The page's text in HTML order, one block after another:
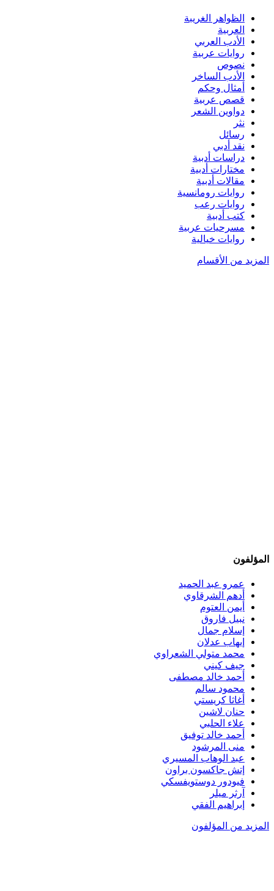
الظواهر الغريبة‏
العربية
الأدب العربي
روايات عربية
نصوص
الأدب الساخر
أمثال وحكم
قصص عربية
دواوين الشعر
نثر
رسائل
نقد أدبي
دراسات أدبية
مختارات أدبية
مقالات أدبية
روايات رومانسية
روايات رعب
كتب أدبية
مسرحيات عربية
روايات خيالية
المزيد من الأقسام
المؤلفون
عمرو عبد الحميد
أدهم الشرقاوي
أيمن العتوم
نبيل فاروق
إسلام جمال
إيهاب عدلان
محمد متولي الشعراوي
جيف كيني
أحمد خالد مصطفى
محمود سالم
أغاثا كريستي
حنان لاشين
علاء الحلبي
أحمد خالد توفيق
منى المرشود
عبد الوهاب المسيري
إتش جاكسون براون
فيودور دوستويفسكي
آرثر ميلر
إبراهيم الفقي
المزيد من المؤلفون